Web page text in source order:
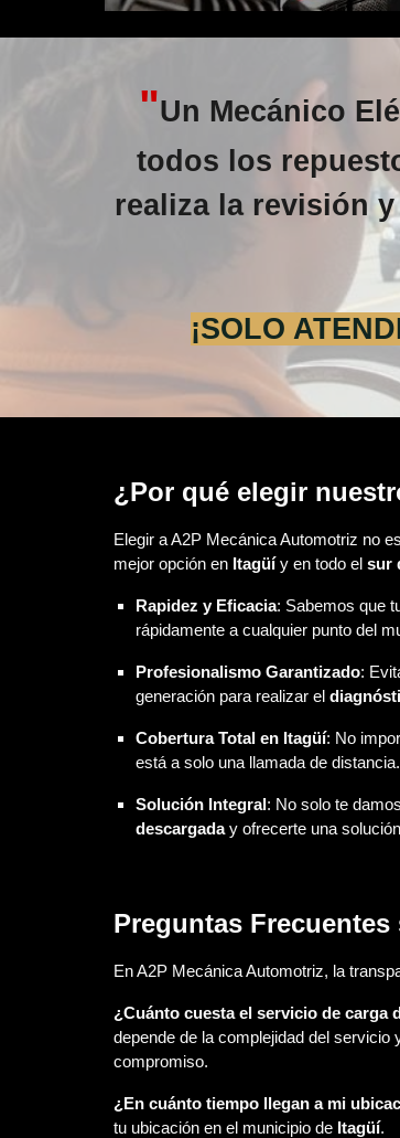
"Un Mecánico
todos los
realiza la revisión
¡SOLO
¿Por qué elegir
Elegir a A2P Mecánica Automotriz no
mejor opción en Itagüíy en todo el sur
Rapidez y Eficacia: Sabemos que
rápidamente a cualquier punto del
Profesionalismo Garantizado:
generación para realizar el
Cobertura Total en Itagüí: No
está a solo una llamada de distancia.
Solución Integral : No solo te
descargaday ofrecerte una
Preguntas
En A2P Mecánica Automotriz, la
¿Cuánto cuesta el servicio de carga
depende de la complejidad del servicio
compromiso.
¿En cuánto tiempo llegan a mi
tu ubicación en el municipio de Itagüí.